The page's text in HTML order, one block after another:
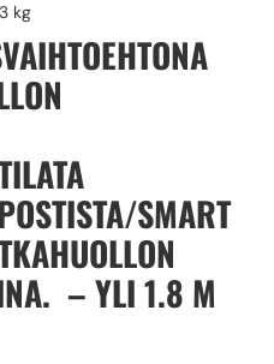
kg
SMART
– YLI 1.8 M